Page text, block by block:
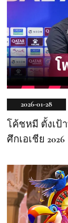
2026-01-28
โค้ชหมี ตั้งเป้
ศึกเอเชีย 2026